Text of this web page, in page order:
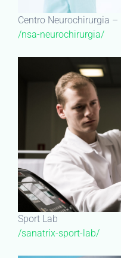
Centro Neurochirurgia –
/nsa-neurochirurgia/
Sport Lab
/sanatrix-sport-lab/